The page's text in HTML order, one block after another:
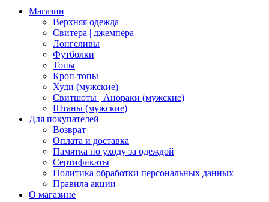
Магазин
Верхняя одежда
Свитера | джемпера
Лонгсливы
Футболки
Топы
Кроп-топы
Худи (мужские)
Свитшоты | Анораки (мужские)
Штаны (мужские)
Для покупателей
Возврат
Оплата и доставка
Памятка по уходу за одеждой
Сертификаты
Политика обработки персональных данных
Правила акции
О магазине